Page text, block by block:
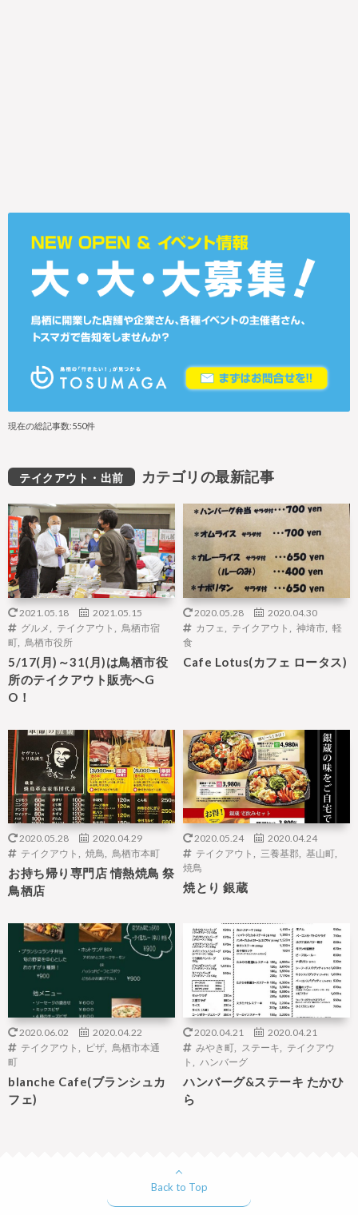
現在の総記事数:550件
テイクアウト・出前 カテゴリの最新記事
2021.05.18 2021.05.15
グルメ テイクアウト
鳥栖市宿
町
鳥栖市役所
5/17(月)～31(月)は鳥栖市役
所のテイクアウト販売へG
O！
2020.05.28 2020.04.30
カフェ テイクアウト 神埼市
軽
食
Cafe Lotus(カフェ ロータス)
2020.05.28 2020.04.29
テイクアウト 焼鳥 鳥栖市本町
お持ち帰り専門店 情熱焼鳥 祭
鳥栖店
2020.05.24 2020.04.24
テイクアウト 三養基郡 基山町
焼鳥
焼とり 銀蔵
2020.06.02 2020.04.22
テイクアウト ピザ
鳥栖市本通
町
blanche Cafe(ブランシュカ
フェ)
2020.04.21 2020.04.21
みやき町 ステーキ
テイクアウ
ト
ハンバーグ
ハンバーグ&ステーキ たかひ
ら
Back to Top